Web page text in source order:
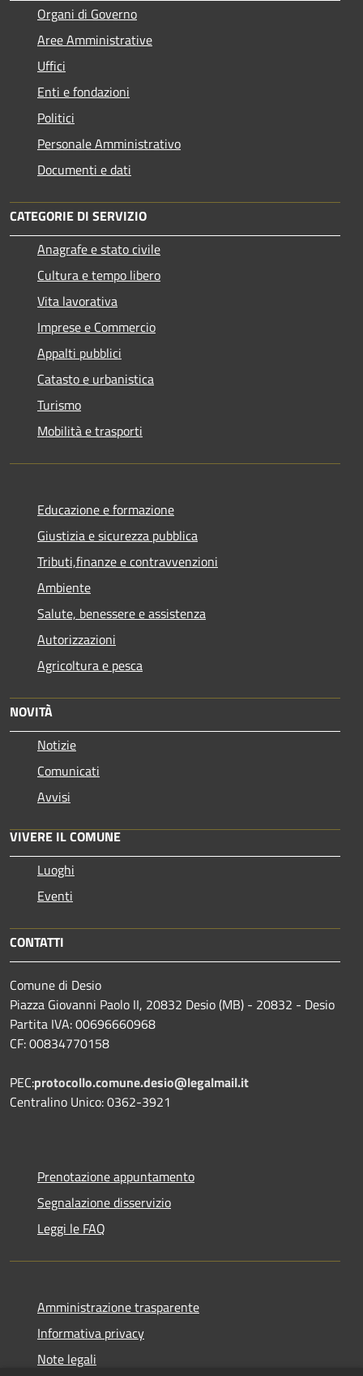
Organi di Governo
Aree Amministrative
Uffici
Enti e fondazioni
Politici
Personale Amministrativo
Documenti e dati
CATEGORIE DI SERVIZIO
Anagrafe e stato civile
Cultura e tempo libero
Vita lavorativa
Imprese e Commercio
Appalti pubblici
Catasto e urbanistica
Turismo
Mobilità e trasporti
Educazione e formazione
Giustizia e sicurezza pubblica
Tributi,finanze e contravvenzioni
Ambiente
Salute, benessere e assistenza
Autorizzazioni
Agricoltura e pesca
NOVITÀ
Notizie
Comunicati
Avvisi
VIVERE IL COMUNE
Luoghi
Eventi
CONTATTI
Comune di Desio
Piazza Giovanni Paolo II, 20832 Desio (MB) - 20832 - Desio
Partita IVA: 00696660968
CF: 00834770158
PEC:protocollo.comune.desio@legalmail.it
Centralino Unico: 0362-3921
Prenotazione appuntamento
Segnalazione disservizio
Leggi le FAQ
Amministrazione trasparente
Informativa privacy
Note legali